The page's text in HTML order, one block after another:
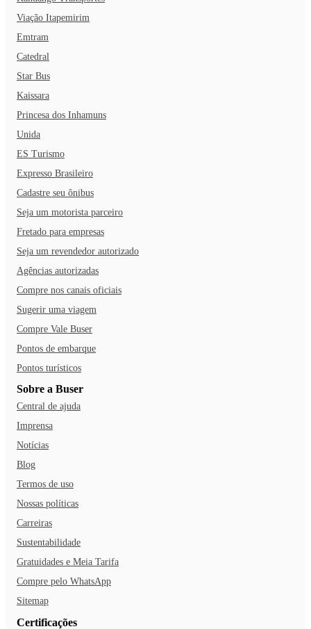
Viação Itapemirim
Emtram
Catedral
Star Bus
Kaissara
Princesa dos Inhamuns
Unida
ES Turismo
Expresso Brasileiro
Cadastre seu ônibus
Seja um motorista parceiro
Fretado para empresas
Seja um revendedor autorizado
Agências autorizadas
Compre nos canais oficiais
Sugerir uma viagem
Compre Vale Buser
Pontos de embarque
Pontos turísticos
Sobre a Buser
Central de ajuda
Imprensa
Notícias
Blog
Termos de uso
Nossas políticas
Carreiras
Sustentabilidade
Gratuidades e Meia Tarifa
Compre pelo WhatsApp
Sitemap
Certificações